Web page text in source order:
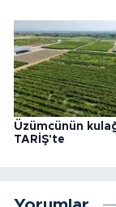
Üzümcünün
TARİŞ'te